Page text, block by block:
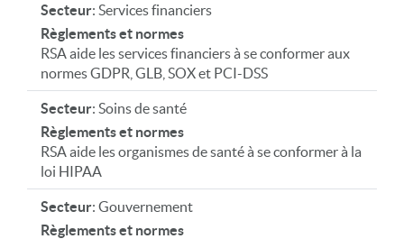
Secteur: Services financiers
Règlements et normes
RSA aide les services financiers à se conformer aux
normes GDPR, GLB, SOX et PCI-DSS
Secteur: Soins de santé
Règlements et normes
RSA aide les organismes de santé à se conformer à la
loi HIPAA
Secteur: Gouvernement
Règlements et normes